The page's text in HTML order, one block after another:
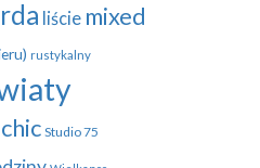
liście mixed
rustykalny
Studio 75